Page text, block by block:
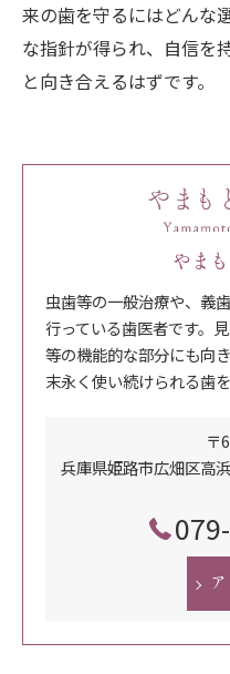
来の歯を守るにはどんな
な指針が得られ、自信を
と向き合えるはずです。
やま
虫歯等の一般治療や、義
行っている歯医者です。
等の機能的な部分にも向
末永く使い続けられる歯を
〒
兵庫県姫路市広畑区高